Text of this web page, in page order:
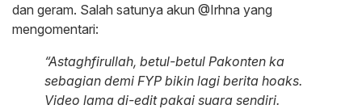
dan geram. Salah satunya akun @Irhna yang
mengomentari:
“Astaghfirullah, betul-betul Pakonten ka
sebagian demi FYP bikin lagi berita hoaks.
Video lama di-edit pakai suara sendiri.